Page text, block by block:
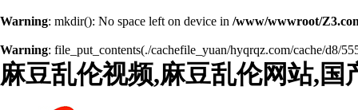
Warning: mkdir(): No space left on device in /www/wwwroot/
Warning: file_put_contents(./cachefile_yuan/hyqrqz.com/cache/d8/
麻豆乱伦视频,麻豆乱伦网站,